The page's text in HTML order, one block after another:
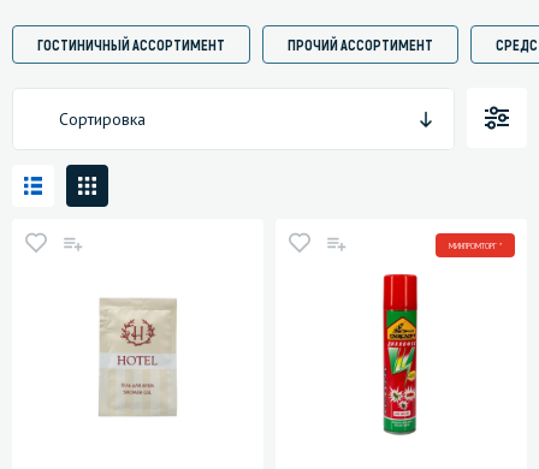
ГОСТИНИЧНЫЙ АССОРТИМЕНТ ПРОЧИЙ АССОРТИМЕНТ
Сортировка
МИНПРОМТОРГ *